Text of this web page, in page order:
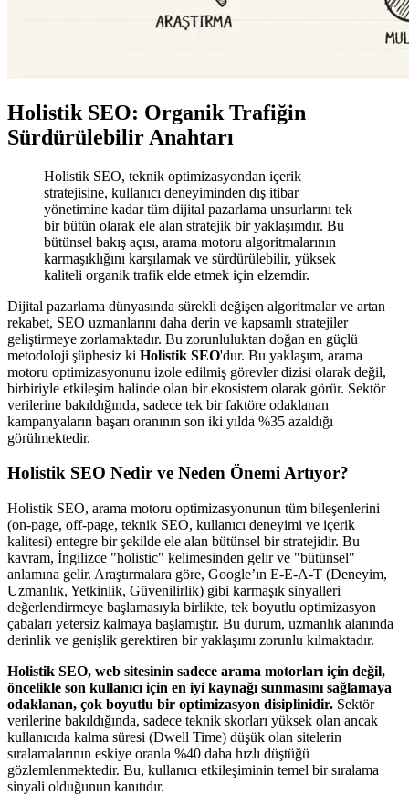
Holistik SEO: Organik Trafiğin
Sürdürülebilir Anahtarı
Holistik SEO, teknik optimizasyondan içerik
stratejisine, kullanıcı deneyiminden dış itibar
yönetimine kadar tüm dijital pazarlama unsurlarını tek
bir bütün olarak ele alan stratejik bir yaklaşımdır. Bu
bütünsel bakış açısı, arama motoru algoritmalarının
karmaşıklığını karşılamak ve sürdürülebilir, yüksek
kaliteli organik trafik elde etmek için elzemdir.
Dijital pazarlama dünyasında sürekli değişen algoritmalar ve artan
rekabet, SEO uzmanlarını daha derin ve kapsamlı stratejiler
geliştirmeye zorlamaktadır. Bu zorunluluktan doğan en güçlü
metodoloji şüphesiz ki Holistik SEO'dur. Bu yaklaşım, arama
motoru optimizasyonunu izole edilmiş görevler dizisi olarak değil,
birbiriyle etkileşim halinde olan bir ekosistem olarak görür. Sektör
verilerine bakıldığında, sadece tek bir faktöre odaklanan
kampanyaların başarı oranının son iki yılda %35 azaldığı
görülmektedir.
Holistik SEO Nedir ve Neden Önemi Artıyor?
Holistik SEO, arama motoru optimizasyonunun tüm bileşenlerini
(on-page, off-page, teknik SEO, kullanıcı deneyimi ve içerik
kalitesi) entegre bir şekilde ele alan bütünsel bir stratejidir. Bu
kavram, İngilizce "holistic" kelimesinden gelir ve "bütünsel"
anlamına gelir. Araştırmalara göre, Google’ın E-E-A-T (Deneyim,
Uzmanlık, Yetkinlik, Güvenilirlik) gibi karmaşık sinyalleri
değerlendirmeye başlamasıyla birlikte, tek boyutlu optimizasyon
çabaları yetersiz kalmaya başlamıştır. Bu durum, uzmanlık alanında
derinlik ve genişlik gerektiren bir yaklaşımı zorunlu kılmaktadır.
Holistik SEO, web sitesinin sadece arama motorları için değil,
öncelikle son kullanıcı için en iyi kaynağı sunmasını sağlamaya
odaklanan, çok boyutlu bir optimizasyon disiplinidir. Sektör
verilerine bakıldığında, sadece teknik skorları yüksek olan ancak
kullanıcıda kalma süresi (Dwell Time) düşük olan sitelerin
sıralamalarının eskiye oranla %40 daha hızlı düştüğü
gözlemlenmektedir. Bu, kullanıcı etkileşiminin temel bir sıralama
sinyali olduğunun kanıtıdır.